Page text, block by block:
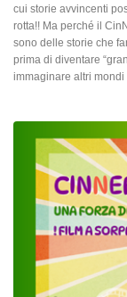
cui storie avvincenti
rotta!! Ma perché il
sono delle storie che
prima di diventare
immaginare altri